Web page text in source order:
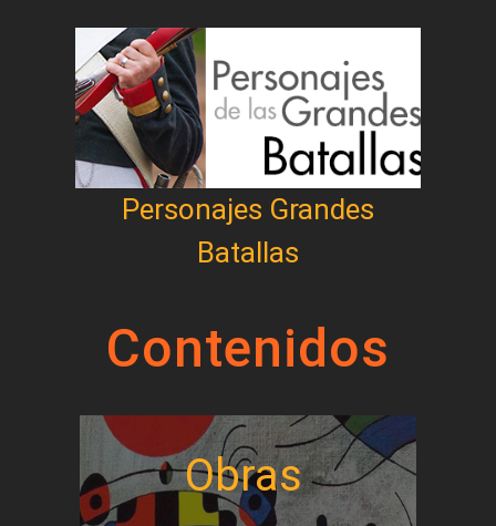
Personajes Grandes
Batallas
Contenidos
Obras